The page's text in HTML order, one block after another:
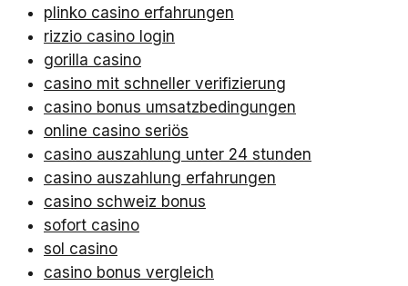
plinko casino erfahrungen
rizzio casino login
gorilla casino
casino mit schneller verifizierung
casino bonus umsatzbedingungen
online casino seriös
casino auszahlung unter 24 stunden
casino auszahlung erfahrungen
casino schweiz bonus
sofort casino
sol casino
casino bonus vergleich